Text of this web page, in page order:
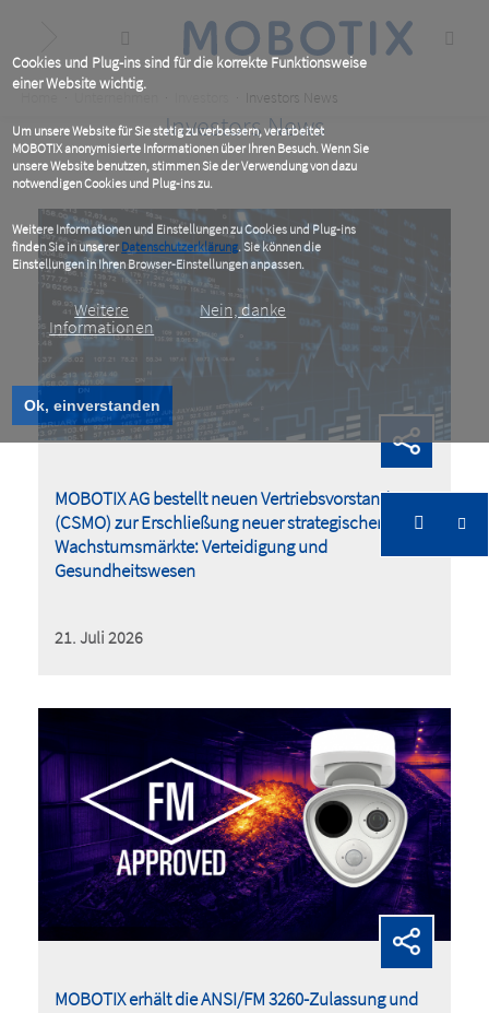
Cookies und Plug-ins sind für die korrekte Funktionsweise
einer Website wichtig.
Um unsere Website für Sie stetig zu verbessern, verarbeitet
MOBOTIX anonymisierte Informationen über Ihren Besuch. Wenn Sie
unsere Website benutzen, stimmen Sie der Verwendung von dazu
notwendigen Cookies und Plug-ins zu.
Weitere Informationen und Einstellungen zu Cookies und Plug-ins
finden Sie in unsererDatenschutzerklärung. Sie können die
Einstellungen in Ihren Browser-Einstellungen anpassen.
Weitere
Informationen
Nein, danke
Ok, einverstanden
content
Unternehmen Investors News
Investors News
MOBOTIX AG bestellt neuen Vertriebsvorstand
(CSMO) zur Erschließung neuer strategischer
Wachstumsmärkte: Verteidigung und
Gesundheitswesen
21. Juli 2026
MOBOTIX erhält die ANSI/FM 3260-Zulassung und